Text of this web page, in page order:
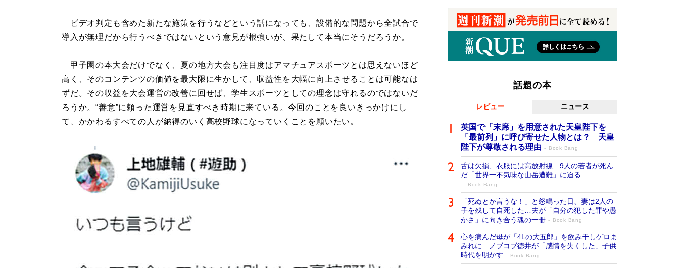
ビデオ判定も含めた新たな施策を行うなどという話になっても、設備的な問題から全試合で
導入が無理だから行うべきではないという意見が根強いが、果たして本当にそうだろうか。
甲子園の本大会だけでなく、夏の地方大会も注目度はアマチュアスポーツとは思えないほど
高く、そのコンテンツの価値を最大限に生かして、収益性を大幅に向上させることは可能なは
ずだ。その収益を大会運営の改善に回せば、学生スポーツとしての理念は守れるのではないだ
ろうか。“善意”に頼った運営を見直すべき時期に来ている。今回のことを良いきっかけにし
て、かかわるすべての人が納得のいく高校野球になっていくことを願いたい。
話題の本
レビュー ニュース
英国で「末席」を用意された天皇陛下を
「最前列」に呼び寄せた人物とは？ 天皇
陛下が尊敬される理由
Book Bang
舌は欠損、衣服には高放射線…9人の若者が死ん
だ「世界一不気味な山岳遭難」に迫る
Book Bang
「死ぬとか言うな！」と怒鳴った日、妻は2人の
子を残して自死した…夫が「自分の犯した罪や愚
かさ」に向き合う魂の一冊
Book Bang
心を病んだ母が「4Lの大五郎」を飲み干しゲロま
みれに…ノブコブ徳井が「感情を失くした」子供
時代を明かす
Book Bang